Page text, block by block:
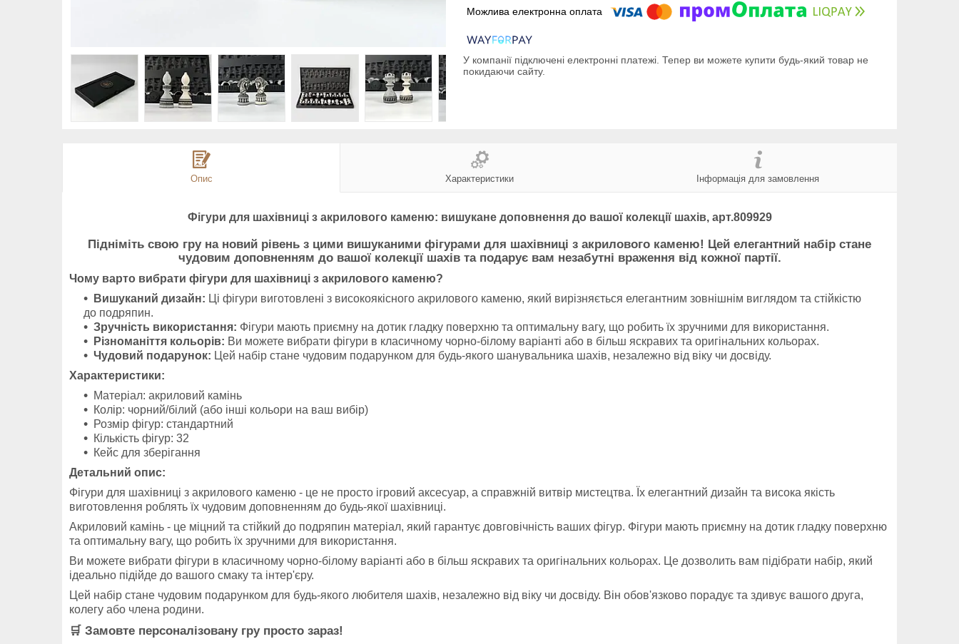
У компанії підключені електронні платежі. Тепер ви можете купити будь-який товар не
покидаючи сайту.
Опис Характеристики Інформація для замовлення
Фігури для шахівниці з акрилового каменю: вишукане доповнення до вашої колекції шахів, арт.809929
Підніміть свою гру на новий рівень з цими вишуканими фігурами для шахівниці з акрилового каменю! Цей елегантний набір стане
чудовим доповненням до вашої колекції шахів та подарує вам незабутні враження від кожної партії.
Чому варто вибрати фігури для шахівниці з акрилового каменю?
Вишуканий дизайн: Ці фігури виготовлені з високоякісного акрилового каменю, який вирізняється елегантним зовнішнім виглядом та стійкістю
до подряпин.
Зручність використання: Фігури мають приємну на дотик гладку поверхню та оптимальну вагу, що робить їх зручними для використання.
Різноманіття кольорів: Ви можете вибрати фігури в класичному чорно-білому варіанті або в більш яскравих та оригінальних кольорах.
Чудовий подарунок: Цей набір стане чудовим подарунком для будь-якого шанувальника шахів, незалежно від віку чи досвіду.
Характеристики:
Матеріал: акриловий камінь
Колір: чорний/білий (або інші кольори на ваш вибір)
Розмір фігур: стандартний
Кількість фігур: 32
Кейс для зберігання
Детальний опис:
Фігури для шахівниці з акрилового каменю - це не просто ігровий аксесуар, а справжній витвір мистецтва. Їх елегантний дизайн та висока якість
виготовлення роблять їх чудовим доповненням до будь-якої шахівниці.
Акриловий камінь - це міцний та стійкий до подряпин матеріал, який гарантує довговічність ваших фігур. Фігури мають приємну на дотик гладку поверхню
та оптимальну вагу, що робить їх зручними для використання.
Ви можете вибрати фігури в класичному чорно-білому варіанті або в більш яскравих та оригінальних кольорах. Це дозволить вам підібрати набір, який
ідеально підійде до вашого смаку та інтер'єру.
Цей набір стане чудовим подарунком для будь-якого любителя шахів, незалежно від віку чи досвіду. Він обов'язково порадує та здивує вашого друга,
колегу або члена родини.
🛒 Замовте персоналізовану гру просто зараз!